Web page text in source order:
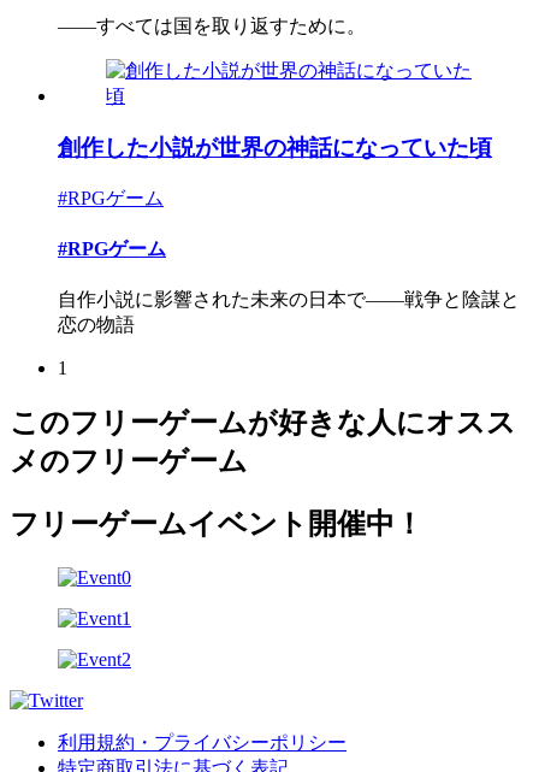
――すべては国を取り返すために。
創作した小説が世界の神話になっていた頃
#RPGゲーム
#RPGゲーム
自作小説に影響された未来の日本で――戦争と陰謀と
恋の物語
1
このフリーゲームが好きな人にオスス
メのフリーゲーム
フリーゲームイベント開催中！
利用規約・プライバシーポリシー
特定商取引法に基づく表記